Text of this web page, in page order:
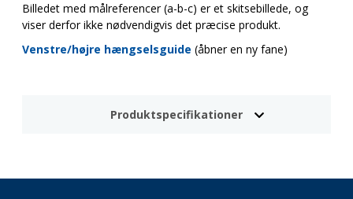
Billedet med målreferencer (a-b-c) er et skitsebillede, og
viser derfor ikke nødvendigvis det præcise produkt.
Venstre/højre hængselsguide (åbner en ny fane)
Produktspecifikationer